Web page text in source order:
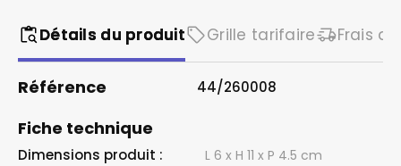
Détails du produit Grille tarifaire Frais
Référence 44/260008
Fiche technique
Dimensions produit : L 6 x H 11 x P 4.5 cm